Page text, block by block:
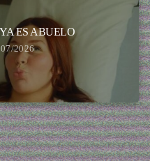
ES ABUELO
2026